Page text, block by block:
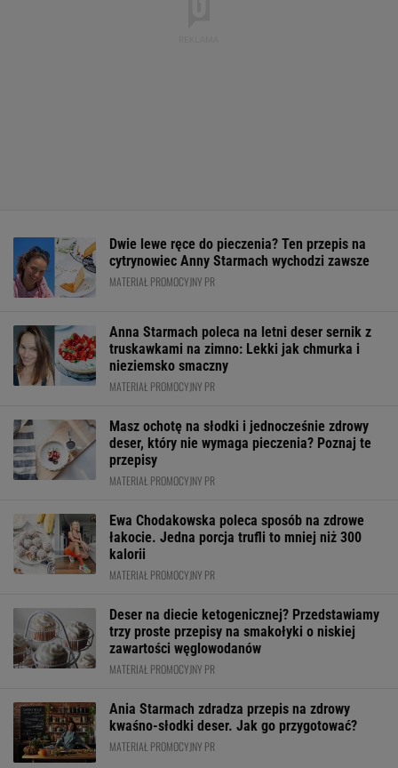
Dwie lewe ręce do pieczenia? Ten przepis na
cytrynowiec Anny Starmach wychodzi zawsze
MATERIAŁ PROMOCYJNY PR
Anna Starmach poleca na letni deser sernik z
truskawkami na zimno: Lekki jak chmurka i
nieziemsko smaczny
MATERIAŁ PROMOCYJNY PR
Masz ochotę na słodki i jednocześnie zdrowy
deser, który nie wymaga pieczenia? Poznaj te
przepisy
MATERIAŁ PROMOCYJNY PR
Ewa Chodakowska poleca sposób na zdrowe
łakocie. Jedna porcja trufli to mniej niż 300
kalorii
MATERIAŁ PROMOCYJNY PR
Deser na diecie ketogenicznej? Przedstawiamy
trzy proste przepisy na smakołyki o niskiej
zawartości węglowodanów
MATERIAŁ PROMOCYJNY PR
Ania Starmach zdradza przepis na zdrowy
kwaśno-słodki deser. Jak go przygotować?
MATERIAŁ PROMOCYJNY PR